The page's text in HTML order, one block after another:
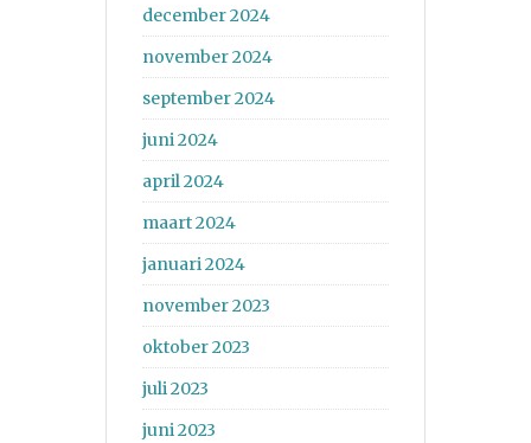
december 2024
november 2024
september 2024
juni 2024
april 2024
maart 2024
januari 2024
november 2023
oktober 2023
juli 2023
juni 2023